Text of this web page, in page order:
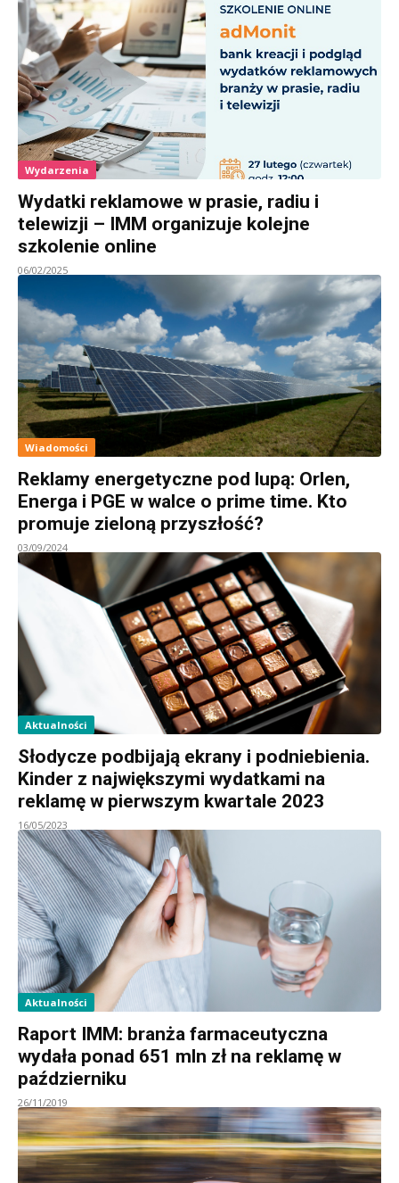
Wydarzenia
Wydatki reklamowe w prasie, radiu i
telewizji – IMM organizuje kolejne
szkolenie online
06/02/2025
Wiadomości
Reklamy energetyczne pod lupą: Orlen,
Energa i PGE w walce o prime time. Kto
promuje zieloną przyszłość?
03/09/2024
Aktualności
Słodycze podbijają ekrany i podniebienia.
Kinder z największymi wydatkami na
reklamę w pierwszym kwartale 2023
16/05/2023
Aktualności
Raport IMM: branża farmaceutyczna
wydała ponad 651 mln zł na reklamę w
październiku
26/11/2019